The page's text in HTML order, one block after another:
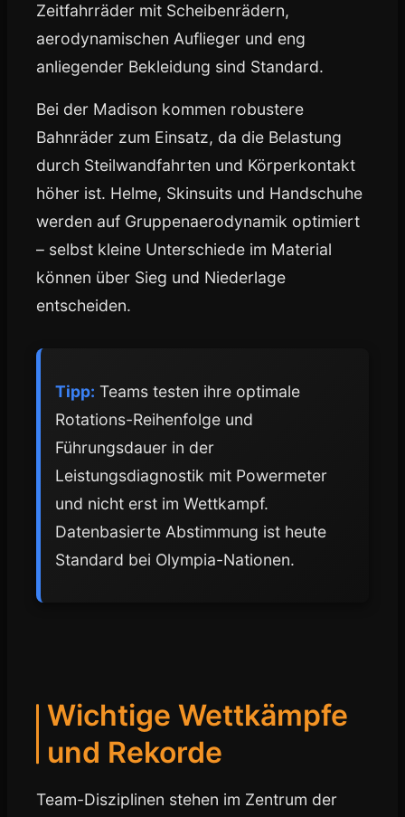
Zeitfahrräder mit Scheibenrädern,
aerodynamischen Auflieger und eng
anliegender Bekleidung sind Standard.
Bei der Madison kommen robustere
Bahnräder zum Einsatz, da die Belastung
durch Steilwandfahrten und Körperkontakt
höher ist. Helme, Skinsuits und Handschuhe
werden auf Gruppenaerodynamik optimiert
– selbst kleine Unterschiede im Material
können über Sieg und Niederlage
entscheiden.
Tipp: Teams testen ihre optimale
Rotations-Reihenfolge und
Führungsdauer in der
Leistungsdiagnostik mit Powermeter
und nicht erst im Wettkampf.
Datenbasierte Abstimmung ist heute
Standard bei Olympia-Nationen.
Wichtige Wettkämpfe
und Rekorde
Team-Disziplinen stehen im Zentrum der